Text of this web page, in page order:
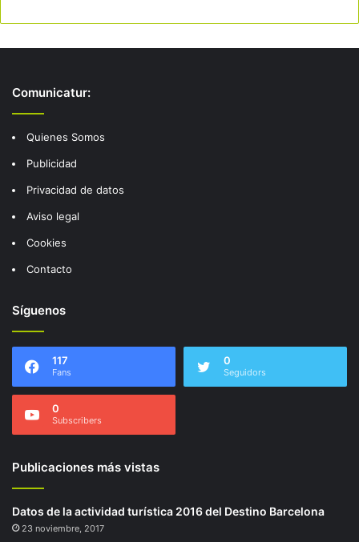
Comunicatur:
Quienes Somos
Publicidad
Privacidad de datos
Aviso legal
Cookies
Contacto
Síguenos
117
Fans
0
Seguidors
0
Subscribers
Publicaciones más vistas
Datos de la actividad turística 2016 del Destino Barcelona
23 noviembre, 2017